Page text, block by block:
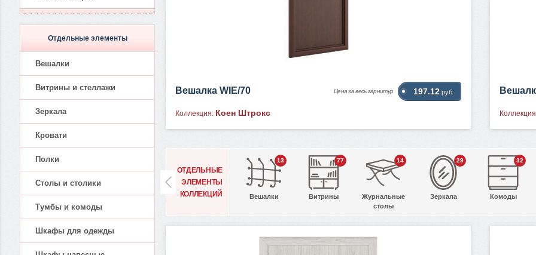
Вешалка WIE/70 Цена за весь гарнитур 197.12 руб.
Коллекция: Коен Штрокс
ОТДЕЛЬНЫЕ
ЭЛЕМЕНТЫ
КОЛЛЕКЦИЙ
13
Вешалки
77
Витрины
14
Журнальные
столы
29
Зеркала
32
Комоды
Отдельные элементы
Вешалки
Витрины и стеллажи
Зеркала
Кровати
Полки
Столы и столики
Тумбы и комоды
Шкафы для одежды